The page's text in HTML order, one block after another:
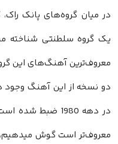
یک گروه سلطنتی شناخته
دو نسخه از این آهنگ وجود
در دهه 1980
معروف‌تر است گوش میدهیم،